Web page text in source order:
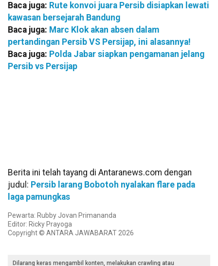
Baca juga: Rute konvoi juara Persib disiapkan lewati
kawasan bersejarah Bandung
Baca juga: Marc Klok akan absen dalam
pertandingan Persib VS Persijap, ini alasannya!
Baca juga: Polda Jabar siapkan pengamanan jelang
Persib vs Persijap
Berita ini telah tayang di Antaranews.com dengan
judul: Persib larang Bobotoh nyalakan flare pada
laga pamungkas
Pewarta: Rubby Jovan Primananda
Editor: Ricky Prayoga
Copyright © ANTARA JAWABARAT 2026
Dilarang keras mengambil konten, melakukan crawling atau